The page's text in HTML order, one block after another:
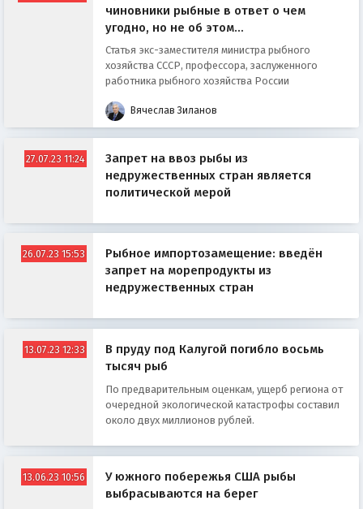
чиновники рыбные в ответ о чем
угодно, но не об этом…
Статья экс-заместителя министра рыбного
хозяйства СССР, профессора, заслуженного
работника рыбного хозяйства России
Вячеслав Зиланов
27.07.23 11:24
Запрет на ввоз рыбы из
недружественных стран является
политической мерой
26.07.23 15:53
Рыбное импортозамещение: введён
запрет на морепродукты из
недружественных стран
13.07.23 12:33
В пруду под Калугой погибло восьмь
тысяч рыб
По предварительным оценкам, ущерб региона от
очередной экологической катастрофы составил
около двух миллионов рублей.
13.06.23 10:56
У южного побережья США рыбы
выбрасываются на берег